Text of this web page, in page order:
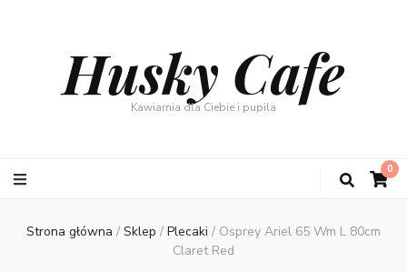
Husky Cafe
Kawiarnia dla Ciebie i pupila
0
Strona główna / Sklep / Plecaki / Osprey Ariel 65 Wm L 80cm
Claret Red